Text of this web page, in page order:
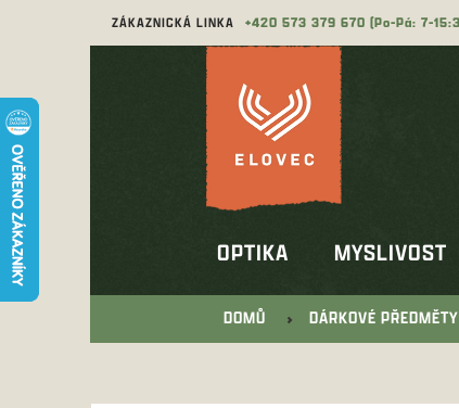
ZÁKAZNICKÁ LINKA 573 379 670
OPTIKA MYSLIVOST
DOMŮ DÁRKOVÉ PŘEDMĚTY